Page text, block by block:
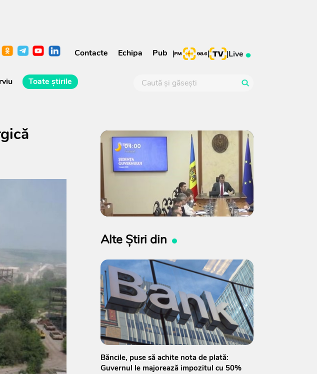
Contacte Echipa Pub | | |Live
Toate știrile
Alte Știri din
Băncile, puse să achite nota de plată:
Guvernul le majorează impozitul cu 50%